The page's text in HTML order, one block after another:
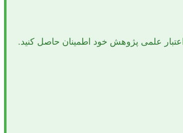
علمی پژوهش خود اطمینان حاصل کنید.